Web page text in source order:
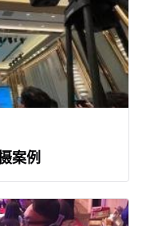
案例